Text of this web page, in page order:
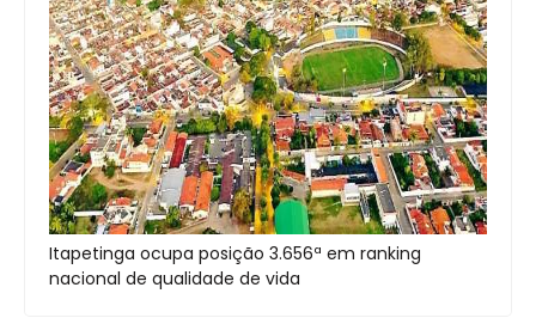
Itapetinga ocupa posição 3.656ª em ranking
nacional de qualidade de vida